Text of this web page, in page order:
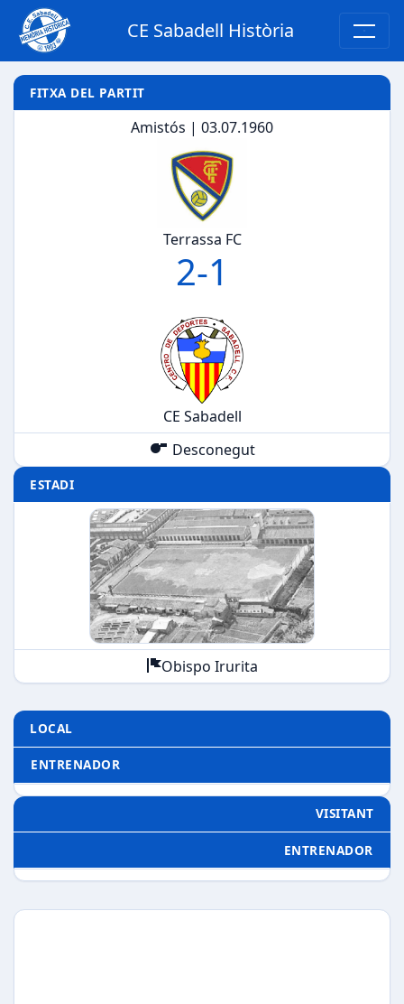
CE Sabadell Història
FITXA DEL PARTIT
Amistós | 03.07.1960
Terrassa FC
2-1
CE Sabadell
Desconegut
ESTADI
Obispo Irurita
LOCAL
ENTRENADOR
VISITANT
ENTRENADOR